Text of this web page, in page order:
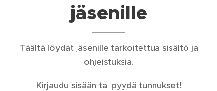
jäsenille
Täältä löydät jäsenille tarkoitettua sisältö ja
ohjeistuksia.
Kirjaudu sisään tai pyydä tunnukset!